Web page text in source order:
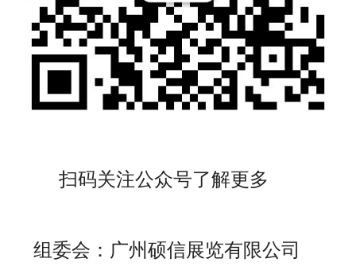
扫码关注公众号了解更多
组委会：广州硕信展览有限公司